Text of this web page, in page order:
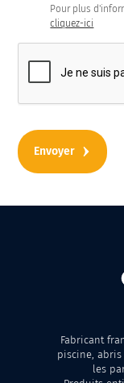
Pour plus
cliquez-ici
Fabricant
piscine,
les